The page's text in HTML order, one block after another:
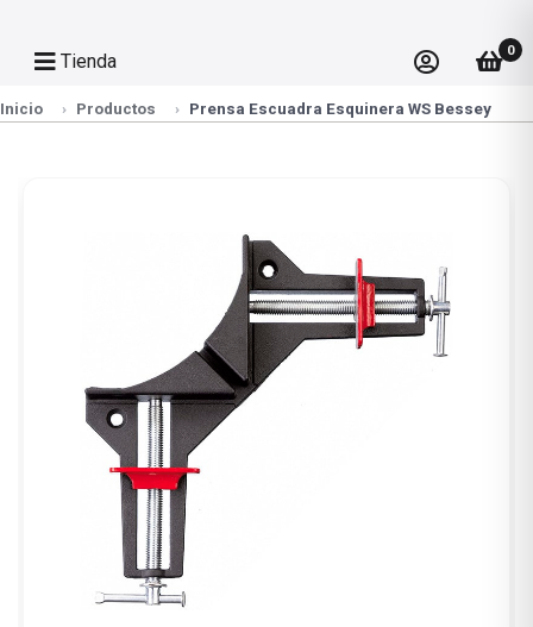
Tienda
0
Inicio Productos Prensa Escuadra Esquinera WS Bessey